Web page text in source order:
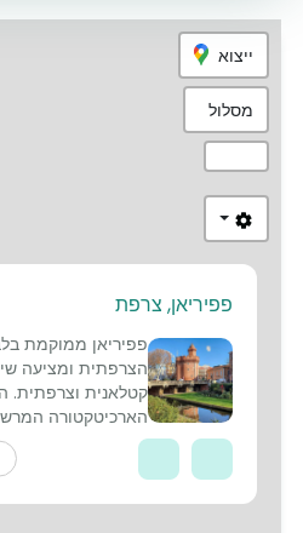
ייצוא
מסלול
פפיריאן, צרפת
פפיריאן ממוקמת
הצרפתית ומציעה
קטלאנית וצרפתית.
הארכיטקטורה